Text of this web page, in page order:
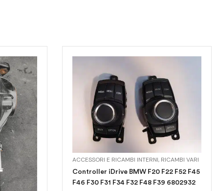
ACCESSORI E RICAMBI INTERNI, RICAMBI VARI
Controller iDrive BMW F20 F22 F52 F45
F46 F30 F31 F34 F32 F48 F39 6802932